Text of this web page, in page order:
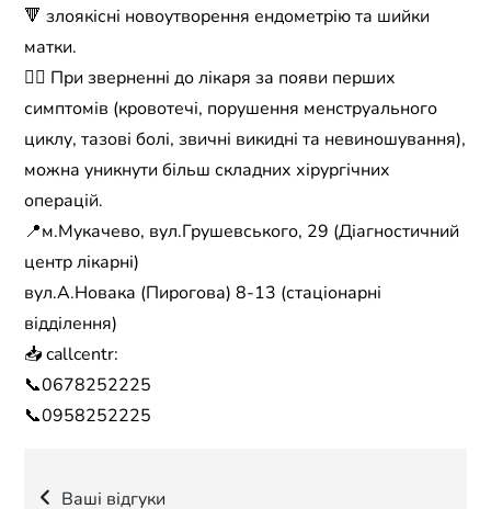
🔻 злоякісні новоутворення ендометрію та шийки
матки.
👉🏼 При зверненні до лікаря за появи перших
симптомів (кровотечі, порушення менструального
циклу, тазові болі, звичні викидні та невиношування),
можна уникнути більш складних хірургічних
операцій.
📍м.Мукачево, вул.Грушевського, 29 (Діагностичний
центр лікарні)
вул.А.Новака (Пирогова) 8-13 (стаціонарні
відділення)
📥 callcentr:
📞0678252225
📞0958252225
Навігація
Ваші відгуки